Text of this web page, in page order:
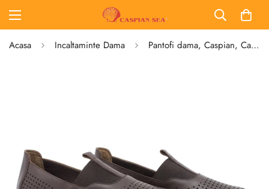
Acasa Incaltaminte Dama Pantofi dama, Caspian, Cas-321, casual, piele naturala, maro